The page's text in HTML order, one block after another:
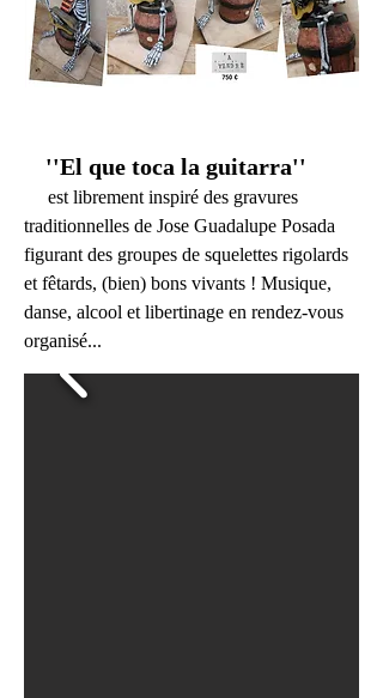
''El que toca la guitarra''
est librement inspiré des gravures
traditionnelles de Jose Guadalupe Posada
figurant des groupes de squelettes rigolards
et fêtards, (bien) bons vivants ! Musique,
danse, alcool et libertinage en rendez-vous
organisé...